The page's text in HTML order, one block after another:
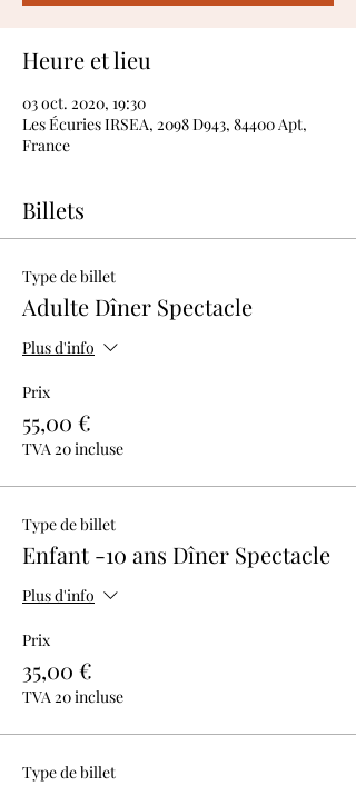
Heure et lieu
03 oct. 2020, 19:30
Les Écuries IRSEA, 2098 D943, 84400 Apt,
France
Billets
Type de billet
Adulte Dîner Spectacle
Plus d'info
Prix
55,00 €
TVA 20 incluse
Type de billet
Enfant -10 ans Dîner Spectacle
Plus d'info
Prix
35,00 €
TVA 20 incluse
Type de billet